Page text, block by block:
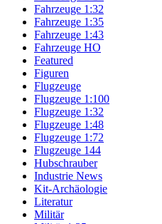
Fahrzeuge 1:32
Fahrzeuge 1:35
Fahrzeuge 1:43
Fahrzeuge HO
Featured
Figuren
Flugzeuge
Flugzeuge 1:100
Flugzeuge 1:32
Flugzeuge 1:48
Flugzeuge 1:72
Flugzeuge 144
Hubschrauber
Industrie News
Kit-Archäologie
Literatur
Militär